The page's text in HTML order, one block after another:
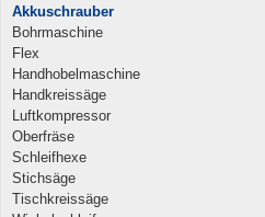
Akkuschrauber
Bohrmaschine
Flex
Handhobelmaschine
Handkreissäge
Luftkompressor
Oberfräse
Schleifhexe
Stichsäge
Tischkreissäge